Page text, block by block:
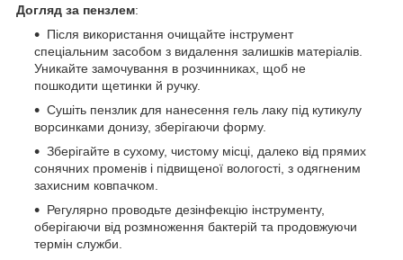
Догляд за пензлем:
Після використання очищайте інструмент
спеціальним засобом з видалення залишків матеріалів.
Уникайте замочування в розчинниках, щоб не
пошкодити щетинки й ручку.
Сушіть пензлик для нанесення гель лаку під кутикулу
ворсинками донизу, зберігаючи форму.
Зберігайте в сухому, чистому місці, далеко від прямих
сонячних променів і підвищеної вологості, з одягненим
захисним ковпачком.
Регулярно проводьте дезінфекцію інструменту,
оберігаючи від розмноження бактерій та продовжуючи
термін служби.